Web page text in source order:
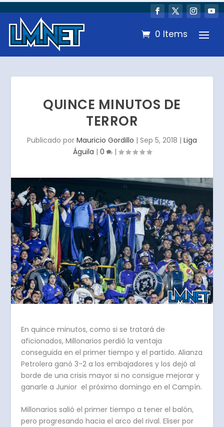
0 Items
QUINCE MINUTOS DE
TERROR
Publicado por Mauricio Gordillo | Sep 5, 2018 | Liga
Águila | 0 |
En quince minutos, como si se tratará de
aficionados, Millonarios perdió la ventaja
conseguida en el primer tiempo y el partido. Alianza
Petrolera ganó 3-2 a los embajadores y los dejó al
borde de una crisis mayor si no consigue mejorar y
ganarle a Junior el próximo domingo en el Campín.
Millonarios salió el primer tiempo a tener el balón,
pero progresando hacia el arco del rival. Eliser por